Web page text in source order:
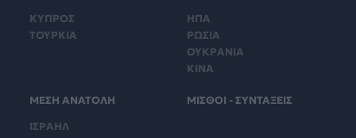
ΚΥΠΡΟΣ
ΤΟΥΡΚΙΑ
ΗΠΑ
ΡΩΣΙΑ
ΟΥΚΡΑΝΙΑ
ΚΙΝΑ
ΜΕΣΗ ΑΝΑΤΟΛΗ
ΙΣΡΑΗΛ
ΜΙΣΘΟΙ - ΣΥΝΤΑΞΕΙΣ